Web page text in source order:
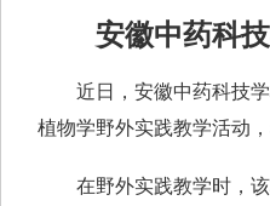
安徽中药科
近日，安徽中药科技学
植物学野外实践教学活动
在野外实践教学时，该